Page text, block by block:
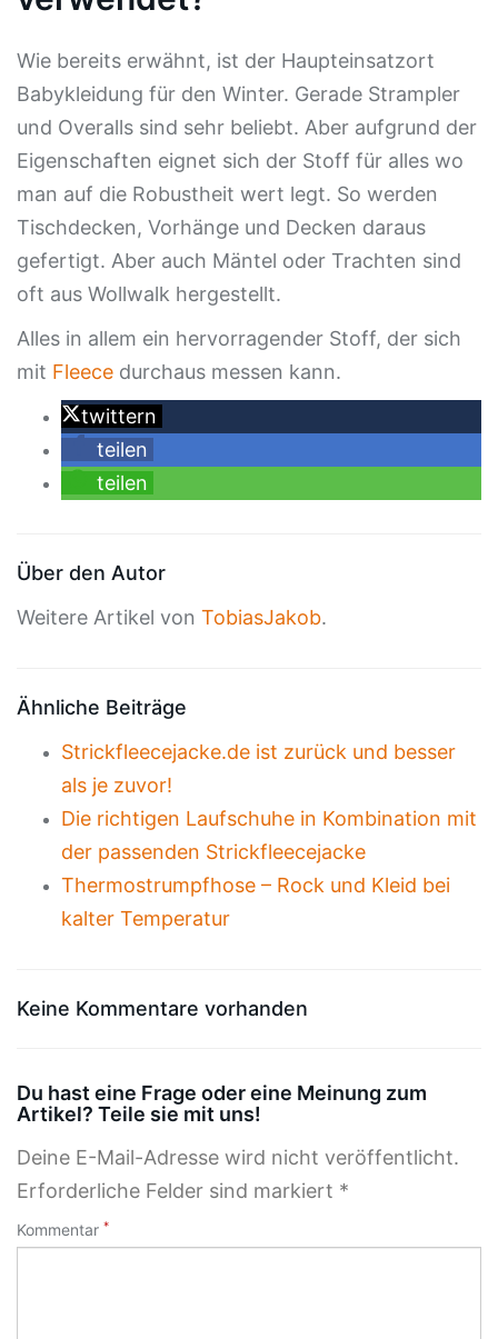
Wie bereits erwähnt, ist der Haupteinsatzort
Babykleidung für den Winter. Gerade Strampler
und Overalls sind sehr beliebt. Aber aufgrund der
Eigenschaften eignet sich der Stoff für alles wo
man auf die Robustheit wert legt. So werden
Tischdecken, Vorhänge und Decken daraus
gefertigt. Aber auch Mäntel oder Trachten sind
oft aus Wollwalk hergestellt.
Alles in allem ein hervorragender Stoff, der sich
mit Fleece durchaus messen kann.
twittern
teilen
teilen
Über den Autor
Weitere Artikel von TobiasJakob.
Ähnliche Beiträge
Strickfleecejacke.de ist zurück und besser
als je zuvor!
Die richtigen Laufschuhe in Kombination mit
der passenden Strickfleecejacke
Thermostrumpfhose – Rock und Kleid bei
kalter Temperatur
Keine Kommentare vorhanden
Du hast eine Frage oder eine Meinung zum
Artikel? Teile sie mit uns!
Deine E-Mail-Adresse wird nicht veröffentlicht.
Erforderliche Felder sind markiert *
Kommentar *